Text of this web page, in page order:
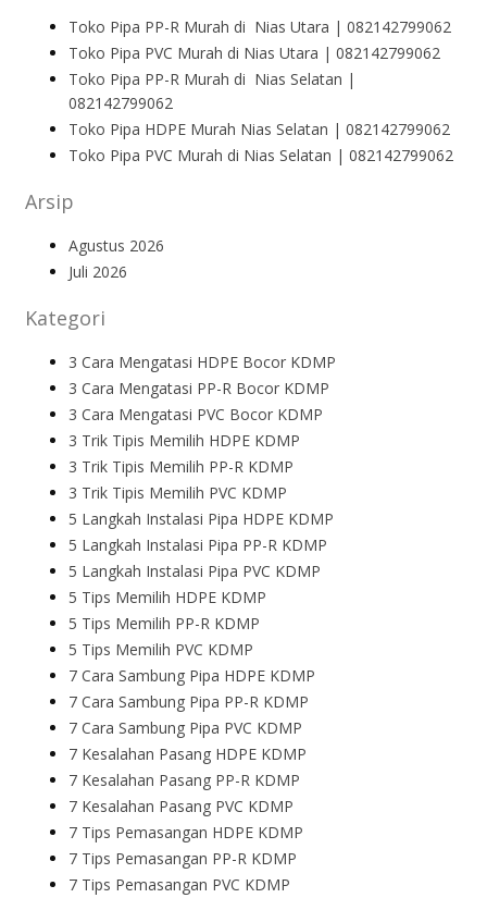
Toko Pipa PP-R Murah di Nias Utara | 082142799062
Toko Pipa PVC Murah di Nias Utara | 082142799062
Toko Pipa PP-R Murah di Nias Selatan |
082142799062
Toko Pipa HDPE Murah Nias Selatan | 082142799062
Toko Pipa PVC Murah di Nias Selatan | 082142799062
Arsip
Agustus 2026
Juli 2026
Kategori
3 Cara Mengatasi HDPE Bocor KDMP
3 Cara Mengatasi PP-R Bocor KDMP
3 Cara Mengatasi PVC Bocor KDMP
3 Trik Tipis Memilih HDPE KDMP
3 Trik Tipis Memilih PP-R KDMP
3 Trik Tipis Memilih PVC KDMP
5 Langkah Instalasi Pipa HDPE KDMP
5 Langkah Instalasi Pipa PP-R KDMP
5 Langkah Instalasi Pipa PVC KDMP
5 Tips Memilih HDPE KDMP
5 Tips Memilih PP-R KDMP
5 Tips Memilih PVC KDMP
7 Cara Sambung Pipa HDPE KDMP
7 Cara Sambung Pipa PP-R KDMP
7 Cara Sambung Pipa PVC KDMP
7 Kesalahan Pasang HDPE KDMP
7 Kesalahan Pasang PP-R KDMP
7 Kesalahan Pasang PVC KDMP
7 Tips Pemasangan HDPE KDMP
7 Tips Pemasangan PP-R KDMP
7 Tips Pemasangan PVC KDMP